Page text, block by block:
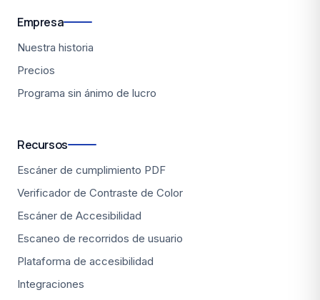
Empresa
Nuestra historia
Precios
Programa sin ánimo de lucro
Recursos
Escáner de cumplimiento PDF
Verificador de Contraste de Color
Escáner de Accesibilidad
Escaneo de recorridos de usuario
Plataforma de accesibilidad
Integraciones